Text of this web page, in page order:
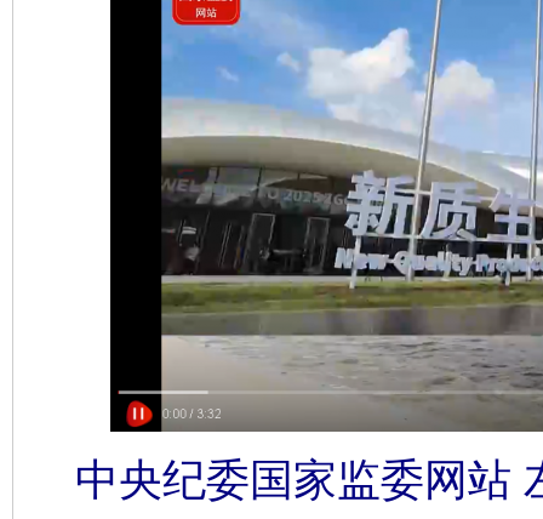
中央纪委国家监委网站